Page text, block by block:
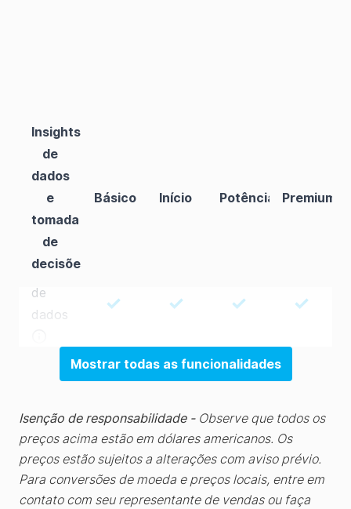
Insights
de
dados
e
tomada
de
decisões
Básico Início Potência Premium
Armazenamento
ilimitado
de
dados
✓ ✓ ✓ ✓
Data
Integration
Analysis
✗ ✓ ✓ ✓
Mostrar todas as funcionalidades
Isenção de responsabilidade - Observe que todos os
preços acima estão em dólares americanos. Os
preços estão sujeitos a alterações com aviso prévio.
Para conversões de moeda e preços locais, entre em
contato com seu representante de vendas ou faça